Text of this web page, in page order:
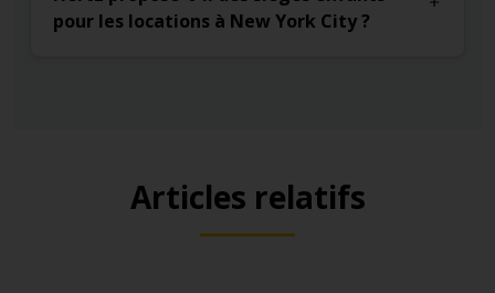
pour les locations à New York ​​City ?
Articles relatifs